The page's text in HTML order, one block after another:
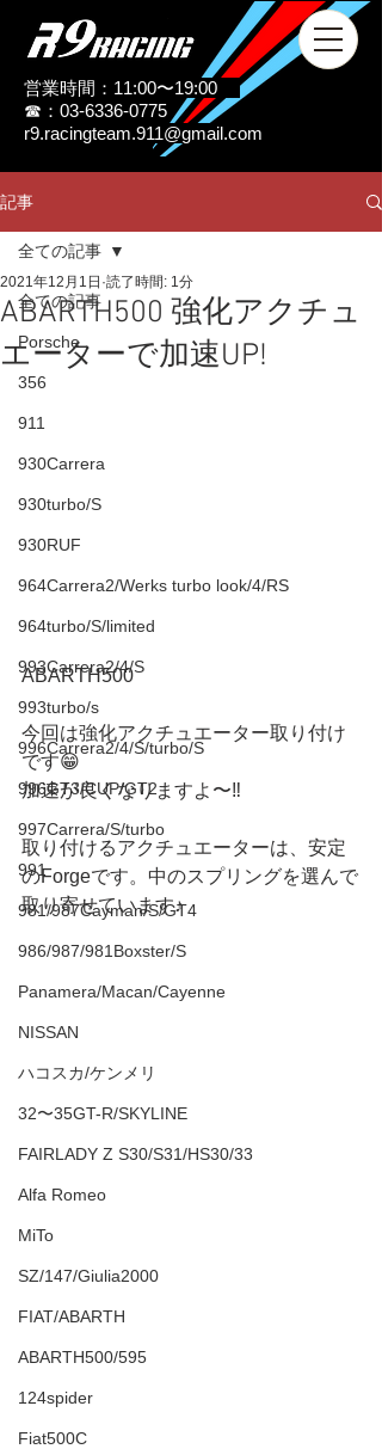
営業時間：11:00〜19:00
☎：03-6336-0775
r9.racingteam.911@gmail.com
記事
全ての記事
Porsche
356
911
930Carrera
930turbo/S
930RUF
964Carrera2/Werks turbo look/4/RS
964turbo/S/limited
993Carrera2/4/S
993turbo/s
996Carrera2/4/S/turbo/S
996GT3/CUP/GT2
997Carrera/S/turbo
991
981/987Cayman/S/GT4
986/987/981Boxster/S
Panamera/Macan/Cayenne
NISSAN
ハコスカ/ケンメリ
32〜35GT-R/SKYLINE
FAIRLADY Z S30/S31/HS30/33
Alfa Romeo
MiTo
SZ/147/Giulia2000
FIAT/ABARTH
ABARTH500/595
124spider
Fiat500C
全ての記事
ABARTH500 強化アクチュ
エーターで加速UP!
2021年12月1日 読了時間: 1分
ABARTH500
今回は強化アクチュエーター取り付け
です😁
加速が良くなりますよ〜‼️
取り付けるアクチュエーターは、安定
のForgeです。中のスプリングを選んで
取り寄せています♪